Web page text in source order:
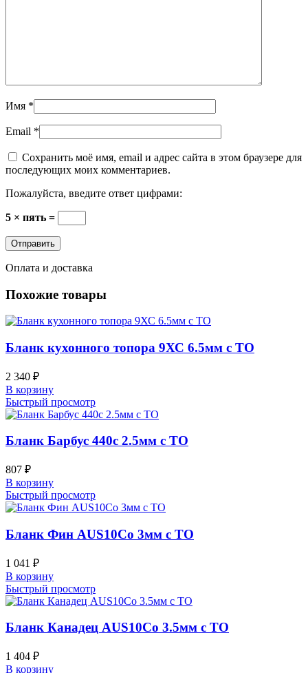
Имя *
Email *
Сохранить моё имя, email и адрес сайта в этом браузере для
последующих моих комментариев.
Пожалуйста, введите ответ цифрами:
5 × пять =
Оплата и доставка
Похожие товары
Бланк кухонного топора 9ХС 6.5мм с ТО
2 340 ₽
В корзину
Быстрый просмотр
Бланк Барбус 440c 2.5мм с ТО
807 ₽
В корзину
Быстрый просмотр
Бланк Фин AUS10Co 3мм с ТО
1 041 ₽
В корзину
Быстрый просмотр
Бланк Канадец AUS10Co 3.5мм с ТО
1 404 ₽
В корзину